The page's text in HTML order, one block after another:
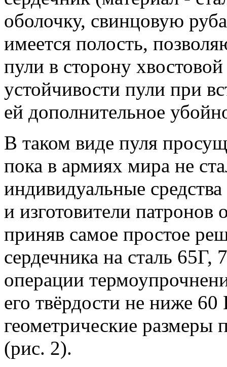
оболочку, свинцовую
имеется полость,
пули в сторону
устойчивости пули при
ей дополнительное
В таком виде пуля
пока в армиях мира не
индивидуальные
и изготовители патронов
приняв самое простое
сердечника на сталь 65Г,
операции
его твёрдости не ниже
геометрические размеры
(рис. 2).